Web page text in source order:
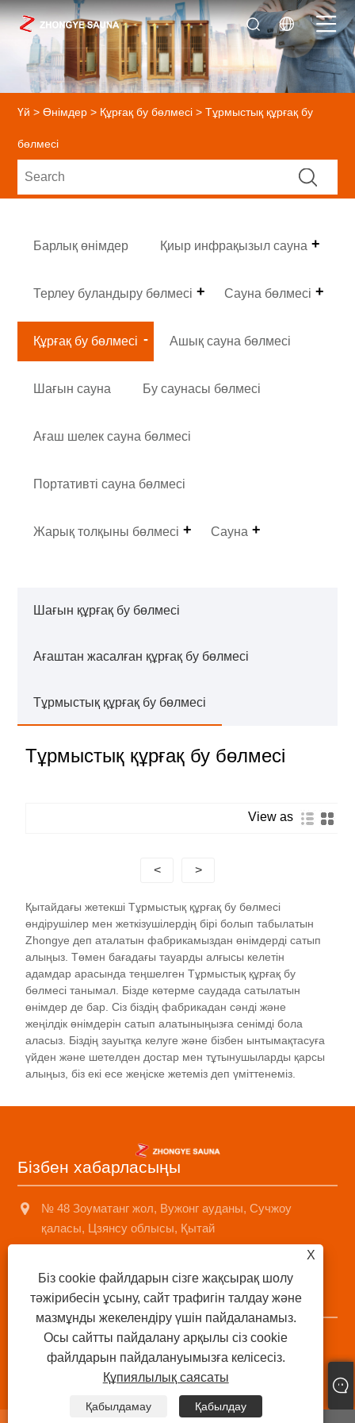
Үй > Өнімдер > Құрғақ бу бөлмесі > Тұрмыстық құрғақ бу
бөлмесі
Барлық өнімдер Қиыр инфрақызыл сауна
Терлеу буландыру бөлмесі Сауна бөлмесі
Құрғақ бу бөлмесі Ашық сауна бөлмесі
Шағын сауна Бу саунасы бөлмесі
Ағаш шелек сауна бөлмесі
Портативті сауна бөлмесі
Жарық толқыны бөлмесі Сауна
Шағын құрғақ бу бөлмесі
Ағаштан жасалған құрғақ бу бөлмесі
Тұрмыстық құрғақ бу бөлмесі
Тұрмыстық құрғақ бу бөлмесі
View as
< >
Қытайдағы жетекші Тұрмыстық құрғақ бу бөлмесі
өндірушілер мен жеткізушілердің бірі болып табылатын
Zhongye деп аталатын фабрикамыздан өнімдерді сатып
алыңыз. Төмен бағадағы тауарды алғысы келетін
адамдар арасында теңшелген Тұрмыстық құрғақ бу
бөлмесі танымал. Бізде көтерме саудада сатылатын
өнімдер де бар. Сіз біздің фабрикадан сәнді және
жеңілдік өнімдерін сатып алатыныңызға сенімді бола
аласыз. Біздің зауытқа келуге және бізбен ынтымақтасуға
үйден және шетелден достар мен тұтынушыларды қарсы
алыңыз, біз екі есе жеңіске жетеміз деп үміттенеміз.
Бізбен хабарласыңы
№ 48 Зоуматанг жол, Вужонг ауданы, Сучжоу
қаласы, Цзянсу облысы, Қытай
saunad688@163.com
Авторлық құқық © 2025 Suzhou Sonzhone Sozhee Sozhe
Sozhe Cole, Ltd Барлық құқықтар қорғалған.
Sitemap|RSS|XML|Құпиялылық саясаты
X
Біз cookie файлдарын сізге жақсырақ шолу
тәжірибесін ұсыну, сайт трафигін талдау және
мазмұнды жекелендіру үшін пайдаланамыз.
Осы сайтты пайдалану арқылы сіз cookie
файлдарын пайдалануымызға келісесіз.
Құпиялылық саясаты
Қабылдамау Қабылдау